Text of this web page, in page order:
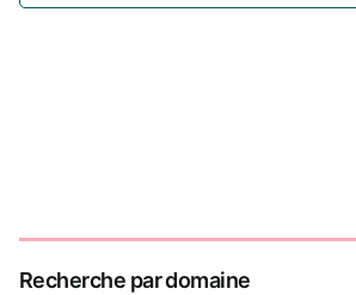
Recherche par domaine